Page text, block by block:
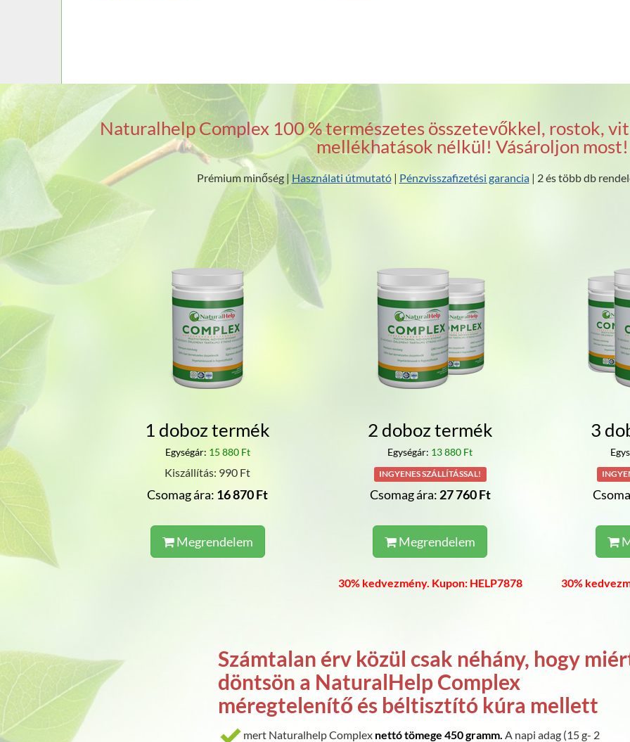
Naturalhelp Complex 100 % természetes összetevőkkel, rostok,
mellékhatások nélkül! Vásároljon most!
Prémium minőség | Használati útmutató| Pénzvisszafizetési garancia| 2 és több db
1 doboz termék
Egységár: 15 880 Ft
Kiszállítás: 990 Ft
Csomag ára: 16 870 Ft
Megrendelem
2 doboz termék
Egységár: 13 880 Ft
INGYENES SZÁLLÍTÁSSAL!
Csomag ára: 27 760 Ft
Megrendelem
30% kedvezmény. Kupon: HELP7878
3
30%
Számtalan érv közül csak néhány, hogy
döntsön a NaturalHelp Complex
méregtelenítő és béltisztító kúra mellett
mert Naturalhelp Complex nettó tömege 450 gramm. A napi adag (15 g- 2